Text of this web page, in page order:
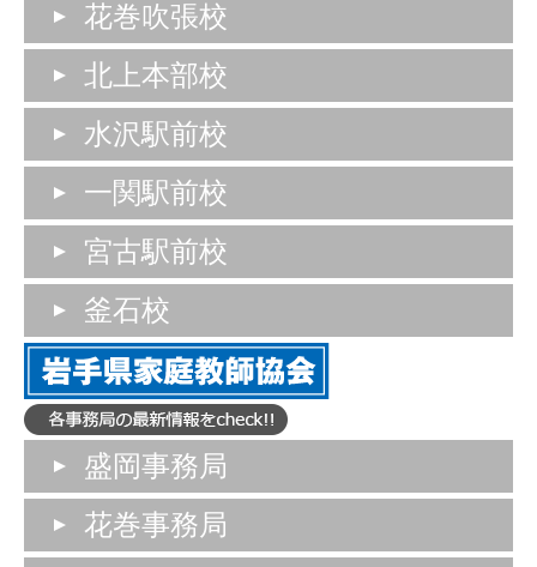
花巻吹張校
北上本部校
水沢駅前校
一関駅前校
宮古駅前校
釜石校
盛岡事務局
花巻事務局